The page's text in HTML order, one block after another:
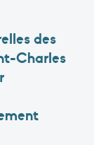
des
Charles